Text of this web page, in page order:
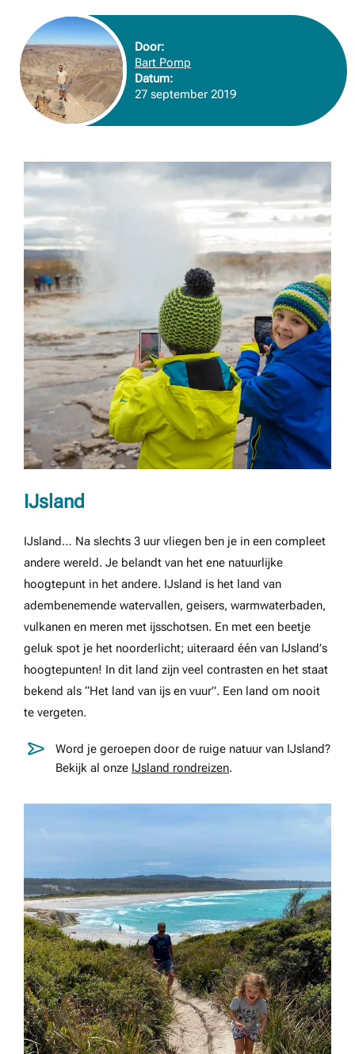
Door:
Bart Pomp
Datum:
27 september 2019
IJsland
IJsland… Na slechts 3 uur vliegen ben je in een compleet
andere wereld. Je belandt van het ene natuurlijke
hoogtepunt in het andere. IJsland is het land van
adembenemende watervallen, geisers, warmwaterbaden,
vulkanen en meren met ijsschotsen. En met een beetje
geluk spot je het noorderlicht; uiteraard één van IJsland’s
hoogtepunten! In dit land zijn veel contrasten en het staat
bekend als “Het land van ijs en vuur”. Een land om nooit
te vergeten.
Word je geroepen door de ruige natuur van IJsland?
Bekijk al onze IJsland rondreizen.